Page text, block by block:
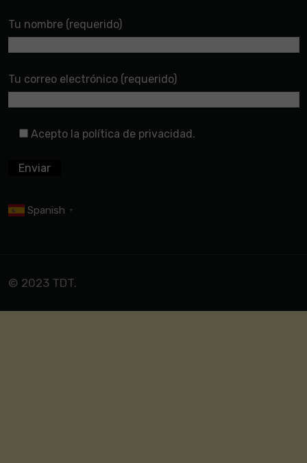
Tu nombre (requerido)
Tu correo electrónico (requerido)
Acepto la política de privacidad.
Spanish ▼
© 2023 TDT.